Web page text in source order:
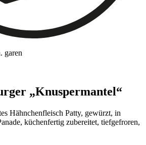
garen
„Knuspermantel“
Hähnchenfleisch Patty, gewürzt, in
küchenfertig zubereitet, tiefgefroren,